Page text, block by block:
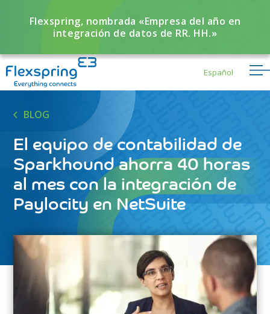
Flexspring, nombrada «Empresa del año en
integración de datos de RR. HH.»
Español
BLOG
El equipo de contabilidad de
Sparkhound ahorra 40 horas
al mes con la integración de
Paylocity en NetSuite
Flexbuddy
Powered by Flexspring